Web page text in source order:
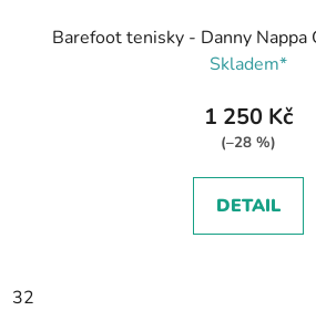
Barefoot tenisky - Danny Nappa
Skladem*
1 250 Kč
(–28 %)
DETAIL
32